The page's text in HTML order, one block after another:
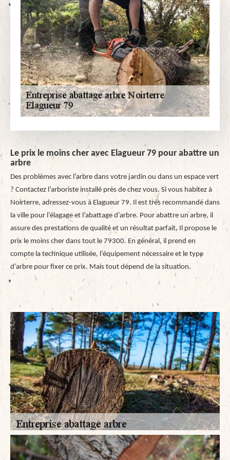
Le prix le moins cher avec Elagueur 79 pour abattre un
arbre
Des problèmes avec l’arbre dans votre jardin ou dans un espace vert
? Contactez l’arboriste installé près de chez vous. Si vous habitez à
Noirterre, adressez-vous à Elagueur 79. Il est très recommandé dans
la ville pour l’élagage et l’abattage d’arbre. Pour abattre un arbre, il
assure des prestations de qualité et un résultat parfait. Il propose le
prix le moins cher dans tout le 79300. En général, il prend en
compte la technique utilisée, l’équipement nécessaire et le type
d’arbre pour fixer ce prix. Mais tout dépend de la situation.